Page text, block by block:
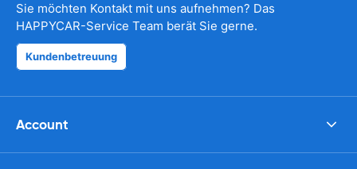
Sie möchten Kontakt mit uns aufnehmen? Das
HAPPYCAR-Service Team berät Sie gerne.
Kundenbetreuung
Account